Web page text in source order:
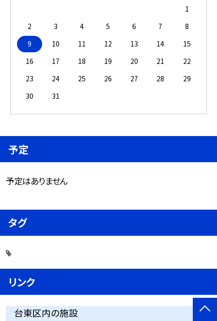
1
2
3 4 5 6 7
8
9
10 11 12 13 14
15
16
17 18 19 20 21
22
23
24 25 26 27 28
29
30
31
予定
予定はありません
タグ
リンク
台東区内の施設